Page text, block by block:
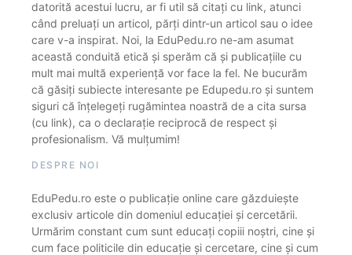
datorită acestui lucru, ar fi util să citați cu link, atunci
când preluați un articol, părți dintr-un articol sau o idee
care v-a inspirat. Noi, la EduPedu.ro ne-am asumat
această conduită etică și sperăm că și publicațiile cu
mult mai multă experiență vor face la fel. Ne bucurăm
că găsiți subiecte interesante pe Edupedu.ro și suntem
siguri că înțelegeți rugămintea noastră de a cita sursa
(cu link), ca o declarație reciprocă de respect și
profesionalism. Vă mulțumim!
DESPRE NOI
EduPedu.ro este o publicație online care găzduiește
exclusiv articole din domeniul educației și cercetării.
Urmărim constant cum sunt educați copiii noștri, cine și
cum face politicile din educație și cercetare, cine și cum